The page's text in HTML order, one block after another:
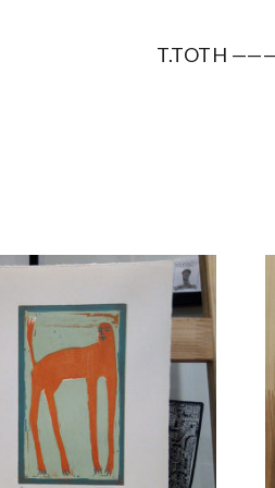
T.TOTH